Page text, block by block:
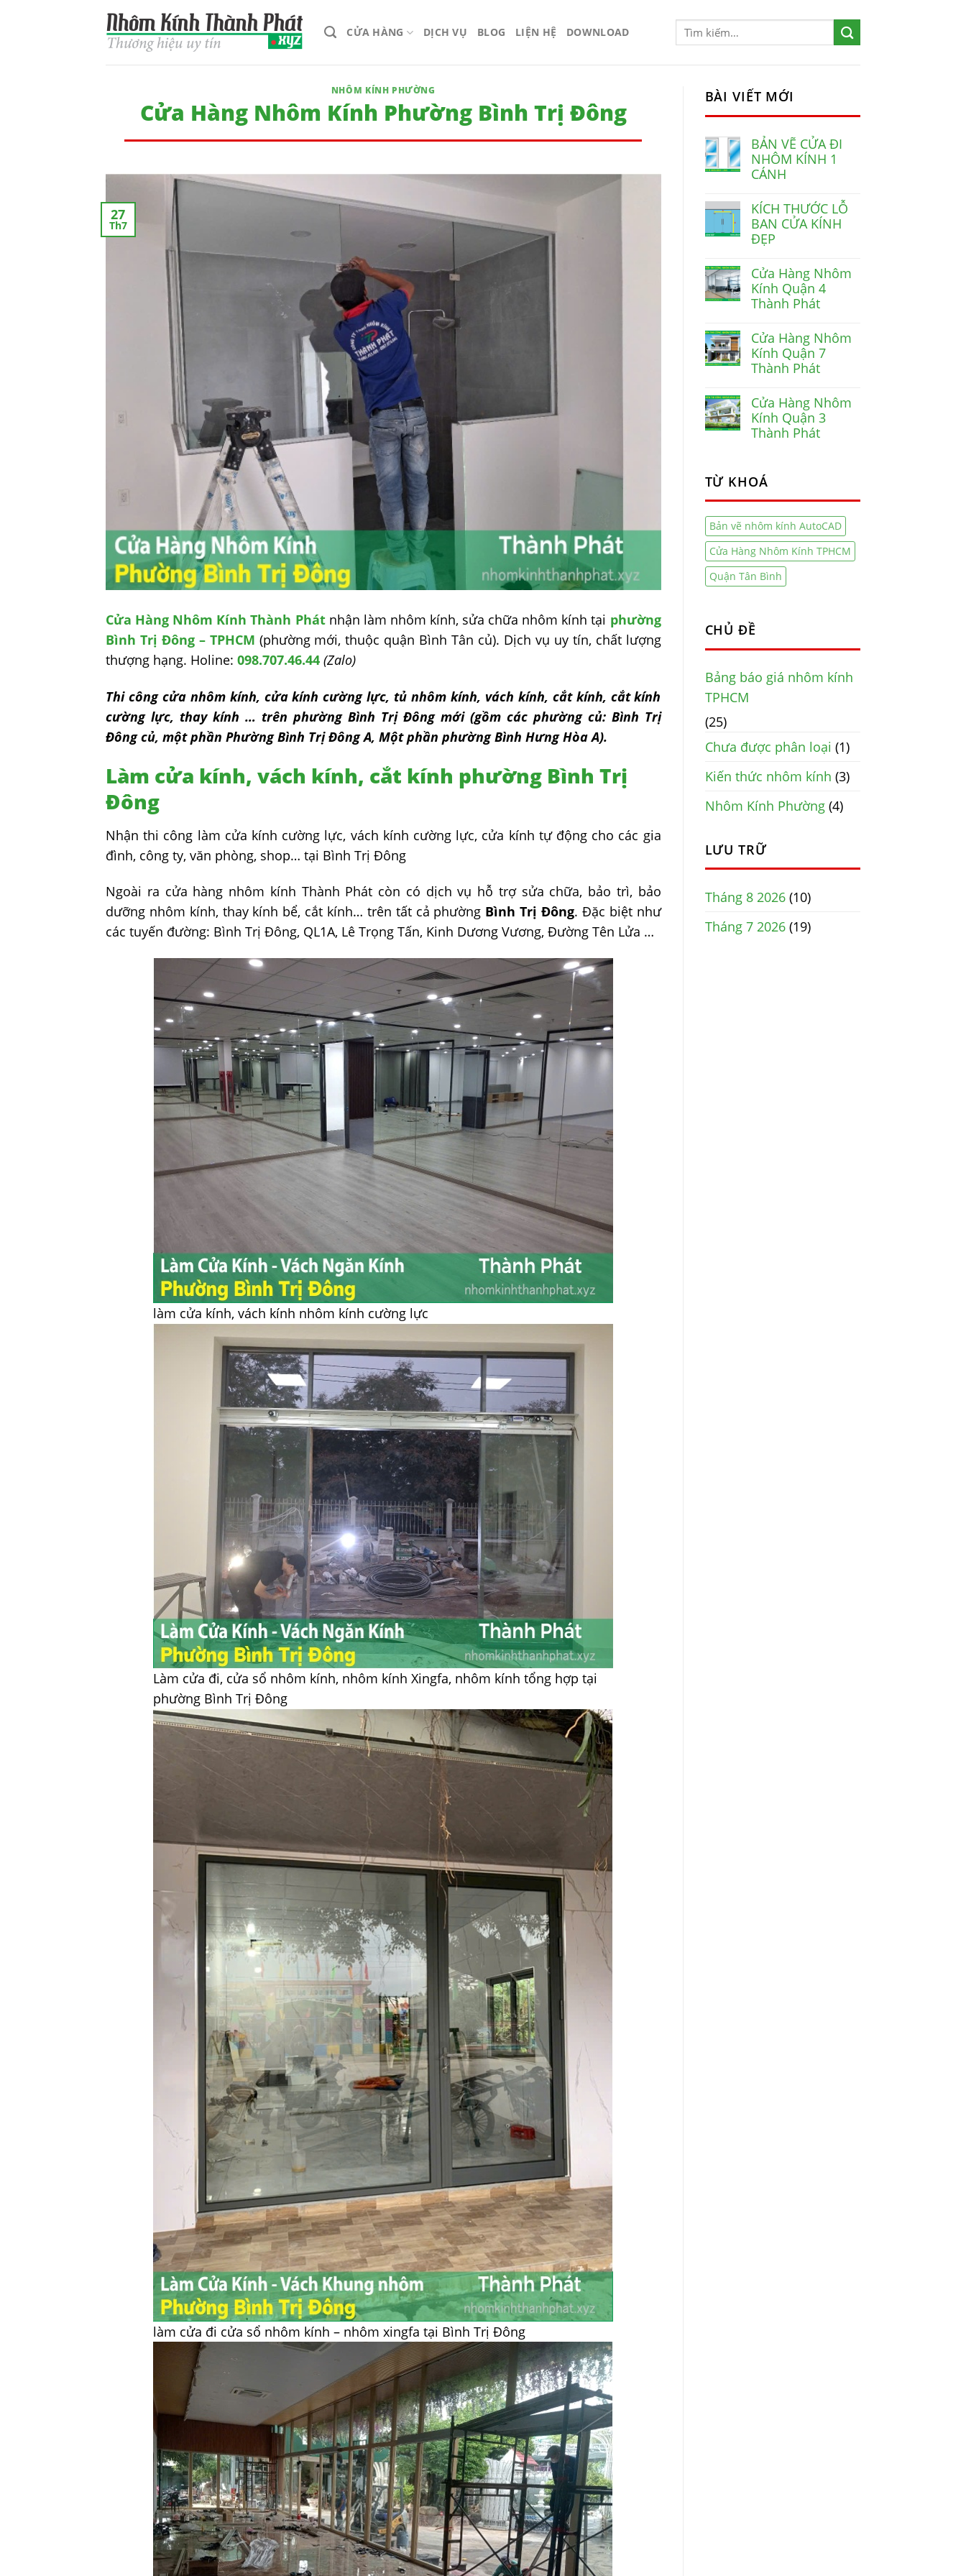
CỬA HÀNG DỊCH VỤ BLOG LIỆN HỆ DOWNLOAD
NHÔM KÍNH PHƯỜNG
Cửa Hàng Nhôm Kính Phường Bình Trị Đông
27
Th7
Cửa Hàng Nhôm Kính Thành Phátnhận làm nhôm kính, sửa chữa nhôm kính tại phường
Bình Trị Đông – TPHCM (phường mới, thuộc quận Bình Tân củ). Dịch vụ uy tín, chất lượng
thượng hạng. Holine: 098.707.46.44 (Zalo)
Thi công cửa nhôm kính, cửa kính cường lực, tủ nhôm kính, vách kính, cắt kính, cắt kính
cường lực, thay kính … trên phường Bình Trị Đông mới (gồm các phường củ: Bình Trị
Đông củ, một phần Phường Bình Trị Đông A, Một phần phường Bình Hưng Hòa A).
Làm cửa kính, vách kính, cắt kính phường Bình Trị
Đông
Nhận thi công làm cửa kính cường lực, vách kính cường lực, cửa kính tự động cho các gia
đình, công ty, văn phòng, shop… tại Bình Trị Đông
Ngoài ra cửa hàng nhôm kính Thành Phát còn có dịch vụ hỗ trợ sửa chữa, bảo trì, bảo
dưỡng nhôm kính, thay kính bể, cắt kính… trên tất cả phường Bình Trị Đông. Đặc biệt như
các tuyến đường: Bình Trị Đông, QL1A, Lê Trọng Tấn, Kinh Dương Vương, Đường Tên Lửa …
làm cửa kính, vách kính nhôm kính cường lực
Làm cửa đi, cửa sổ nhôm kính, nhôm kính Xingfa, nhôm kính tổng hợp tại
phường Bình Trị Đông
làm cửa đi cửa sổ nhôm kính – nhôm xingfa tại Bình Trị Đông
BÀI VIẾT MỚI
BẢN VẼ CỬA ĐI
NHÔM KÍNH 1
CÁNH
KÍCH THƯỚC LỖ
BAN CỬA KÍNH
ĐẸP
Cửa Hàng Nhôm
Kính Quận 4
Thành Phát
Cửa Hàng Nhôm
Kính Quận 7
Thành Phát
Cửa Hàng Nhôm
Kính Quận 3
Thành Phát
TỪ KHOÁ
Bản vẽ nhôm kính AutoCAD
Cửa Hàng Nhôm Kính TPHCM
Quận Tân Bình
CHỦ ĐỀ
Bảng báo giá nhôm kính
TPHCM
(25)
Chưa được phân loại (1)
Kiến thức nhôm kính (3)
Nhôm Kính Phường(4)
LƯU TRỮ
Tháng 8 2026(10)
Tháng 7 2026(19)